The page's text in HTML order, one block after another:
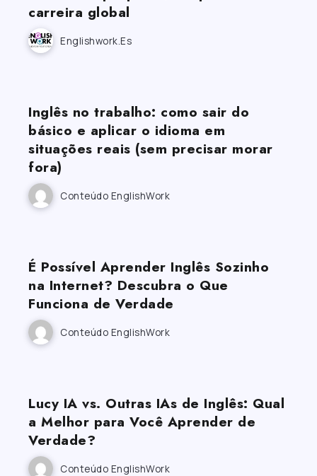
carreira global
Englishwork.es
Inglês no trabalho: como sair do
básico e aplicar o idioma em
situações reais (sem precisar morar
fora)
Conteúdo EnglishWork
É Possível Aprender Inglês Sozinho
na Internet? Descubra o Que
Funciona de Verdade
Conteúdo EnglishWork
Lucy IA vs. Outras IAs de Inglês: Qual
a Melhor para Você Aprender de
Verdade?
Conteúdo EnglishWork